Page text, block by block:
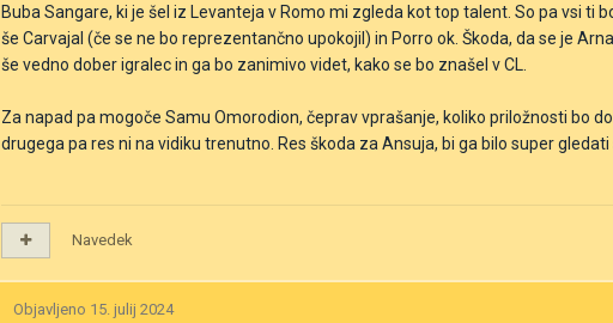
Buba Sangare, ki je šel iz Levanteja v Romo mi zgleda kot top talent. So pa vsi
še Carvajal (če se ne bo reprezentančno upokojil) in Porro ok. Škoda, da se je
še vedno dober igralec in ga bo zanimivo videt, kako se bo znašel v CL.
Za napad pa mogoče Samu Omorodion, čeprav vprašanje, koliko priložnosti bo
drugega pa res ni na vidiku trenutno. Res škoda za Ansuja, bi ga bilo super
Navedek
Objavljeno 15. julij 2024